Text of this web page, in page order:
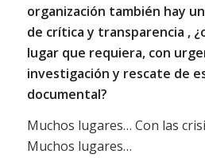
organización también hay
de crítica y transparencia ,
lugar que requiera, con
investigación y rescate de
documental?
Muchos lugares… Con las
Muchos lugares…